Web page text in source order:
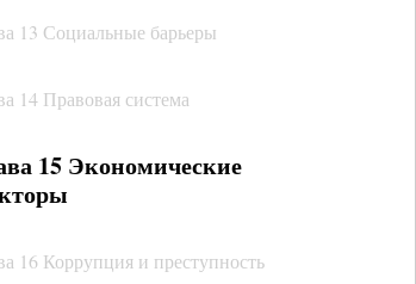
13 Социальные барьеры
14 Правовая система
15 Экономические
16 Коррупция и преступность